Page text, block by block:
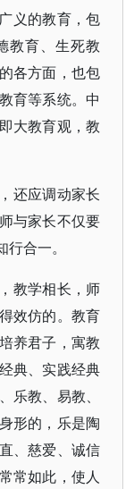
义的教育，包
教育、生死教
各方面，也包
育等系统。中
大教育观，教
还应调动家长
与家长不仅要
合一。
教学相长，师
效仿的。教育
养君子，寓教
典、实践经典
乐教、易教、
形的，乐是陶
、慈爱、诚信
常如此，使人